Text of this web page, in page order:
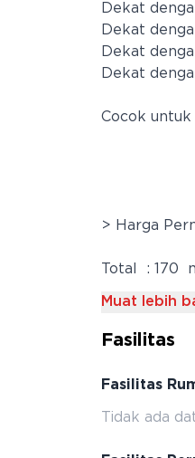
Dekat
Dekat
Dekat
Dekat
Cocok
> Harga
Total : 170
Muat lebih
Fasilitas
Fasilitas
Tidak ada